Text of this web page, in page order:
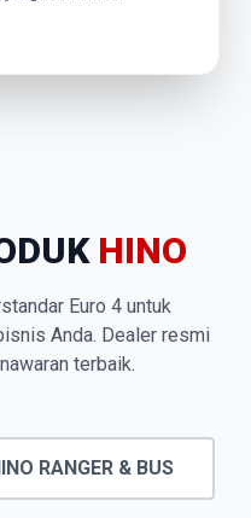
HINO
Euro 4 untuk
Anda. Dealer resmi
terbaik.
RANGER & BUS